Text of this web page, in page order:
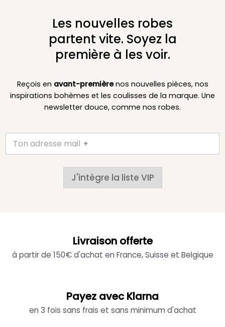
Les nouvelles robes
partent vite. Soyez la
première à les voir.
Reçois en avant-premièrenos nouvelles pièces, nos
inspirations bohèmes et les coulisses de la marque. Une
newsletter douce, comme nos robes.
J'intègre la liste VIP
Livraison offerte
à partir de 150€ d'achat en France, Suisse et Belgique
Payez avec Klarna
en 3 fois sans frais et sans minimum d'achat